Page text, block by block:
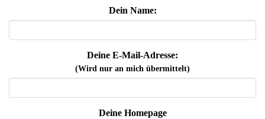
Dein Name:
Deine E-Mail-Adresse:
(Wird nur an mich übermittelt)
Deine Homepage